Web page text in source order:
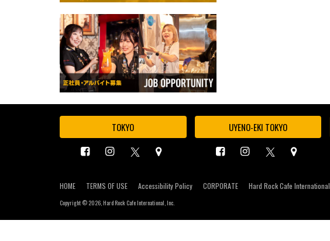
TOKYO UYENO-EKI TOKYO
HOME TERMS OF USE Accessibility Policy CORPORATE Hard Rock Cafe International
Copyright © 2026, Hard Rock Cafe International, Inc.